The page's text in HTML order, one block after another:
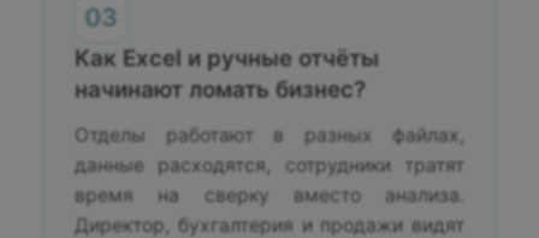
03
Как Excel и ручные отчёты
начинают ломать бизнес?
Отделы работают в разных файлах,
данные расходятся, сотрудники тратят
время на сверку вместо анализа.
Директор, бухгалтерия и продажи видят